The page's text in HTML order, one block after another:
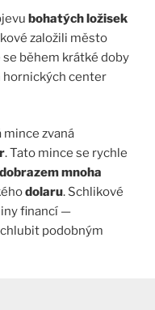
bohatých ložisek
založili město
se během krátké doby
hornických center
mince zvaná
. Tato mince se rychle
mnoha
dolaru. Schlikové
financí —
podobným